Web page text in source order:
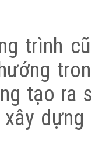
trình
tạo ra
xây